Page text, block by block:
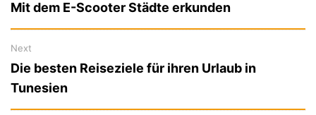
Beitragsnavigation
Previous
Mit dem E-Scooter Städte erkunden
Next
Next
post:
Die besten Reiseziele für ihren Urlaub in
Tunesien